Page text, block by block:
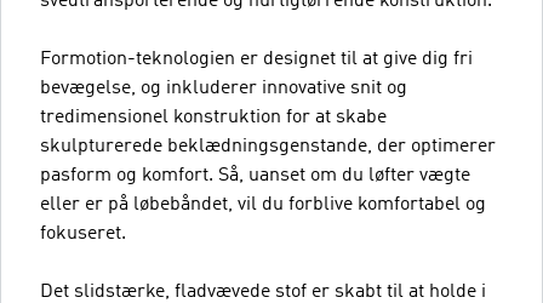
Formotion-teknologien er designet til at give dig fri
bevægelse, og inkluderer innovative snit og
tredimensionel konstruktion for at skabe
skulpturerede beklædningsgenstande, der optimerer
pasform og komfort. Så, uanset om du løfter vægte
eller er på løbebåndet, vil du forblive komfortabel og
fokuseret.
Det slidstærke, fladvævede stof er skabt til at holde i